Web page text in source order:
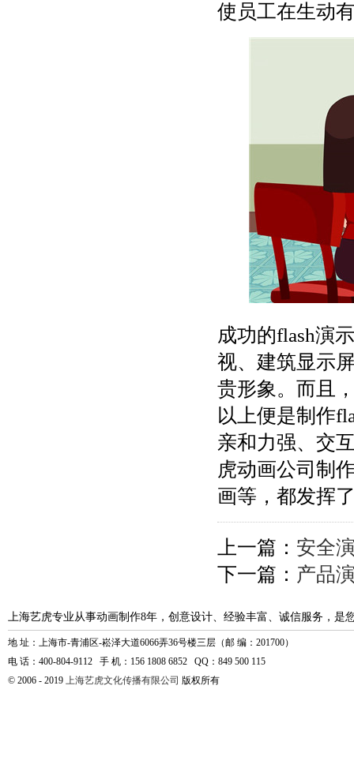
使员工在生动
成功的flash演
视、建筑显示
贵形象。而且
以上便是制作
亲和力强、交
虎动画公司制
画等，都发挥
上一篇： 安全
下一篇： 产品
上海艺虎专业从事动画制作8年，创意设计、经验丰富、诚信服务，是
地 址：上海市-青浦区-崧泽大道6066弄36号楼三层（邮 编：201700）
电 话：400-804-9112 手 机：156 1808 6852 QQ：849 500 115
© 2006 - 2019 上海艺虎文化传播有限公司 版权所有